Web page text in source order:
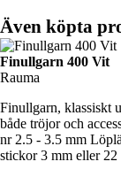
Även köpta
Finullgarn 400 Vit
Rauma
Finullgarn, klassiskt
både tröjor och
nr 2.5 - 3.5 mm
stickor 3 mm eller